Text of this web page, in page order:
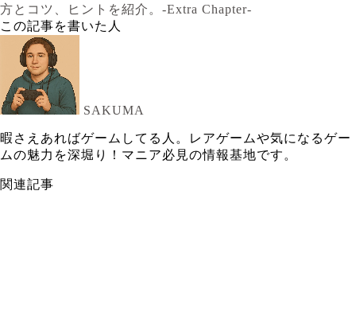
方とコツ、ヒントを紹介。-Extra Chapter-
この記事を書いた人
SAKUMA
暇さえあればゲームしてる人。レアゲームや気になるゲー
ムの魅力を深堀り！マニア必見の情報基地です。
関連記事